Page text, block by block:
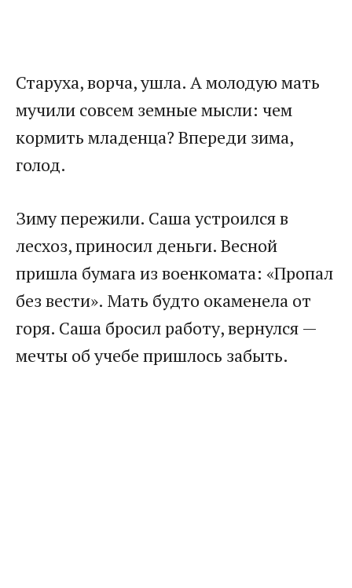
Старуха, ворча, ушла. А молодую мать
мучили совсем земные мысли: чем
кормить младенца? Впереди зима,
голод.
Зиму пережили. Саша устроился в
лесхоз, приносил деньги. Весной
пришла бумага из военкомата: «Пропал
без вести». Мать будто окаменела от
горя. Саша бросил работу, вернулся —
мечты об учебе пришлось забыть.